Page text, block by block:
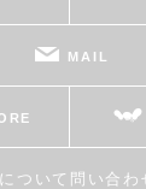
MAIL
ついて問い合わ